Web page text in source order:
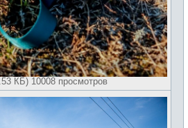
КБ) 10008 просмотров